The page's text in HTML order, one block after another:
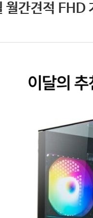
월간견적 FHD